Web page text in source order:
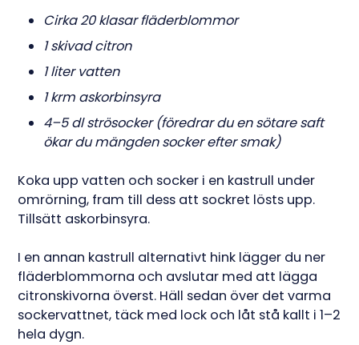
Cirka 20 klasar fläderblommor
1 skivad citron
1 liter vatten
1 krm askorbinsyra
4–5 dl strösocker (föredrar du en sötare saft
ökar du mängden socker efter smak)
Koka upp vatten och socker i en kastrull under
omrörning, fram till dess att sockret lösts upp.
Tillsätt askorbinsyra.
I en annan kastrull alternativt hink lägger du ner
fläderblommorna och avslutar med att lägga
citronskivorna överst. Häll sedan över det varma
sockervattnet, täck med lock och låt stå kallt i 1–2
hela dygn.